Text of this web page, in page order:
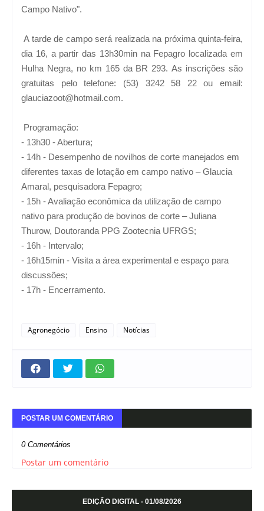
Campo Nativo".
A tarde de campo será realizada na próxima quinta-feira,
dia 16, a partir das 13h30min na Fepagro localizada em
Hulha Negra, no km 165 da BR 293. As inscrições são
gratuitas pelo telefone: (53) 3242 58 22 ou email:
glauciazoot@hotmail.com.
Programação:
- 13h30 - Abertura;
- 14h - Desempenho de novilhos de corte manejados em
diferentes taxas de lotação em campo nativo – Glaucia
Amaral, pesquisadora Fepagro;
- 15h - Avaliação econômica da utilização de campo
nativo para produção de bovinos de corte – Juliana
Thurow, Doutoranda PPG Zootecnia UFRGS;
- 16h - Intervalo;
- 16h15min - Visita a área experimental e espaço para
discussões;
- 17h - Encerramento.
Agronegócio Ensino Notícias
POSTAR UM COMENTÁRIO
0 Comentários
Postar um comentário
EDIÇÃO DIGITAL - 01/08/2026